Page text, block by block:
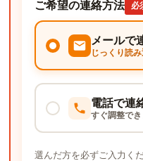
ご希望の連絡方法 必
メールで
じっくり読
電話で連
すぐ調整で
選んだ方を必ずご入力く